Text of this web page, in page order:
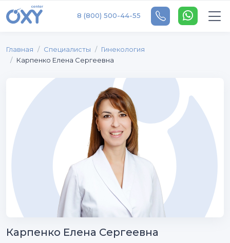
8 (800) 500-44-55
Главная Специалисты
Гинекология
Карпенко Елена Сергеевна
Карпенко Елена Сергеевна